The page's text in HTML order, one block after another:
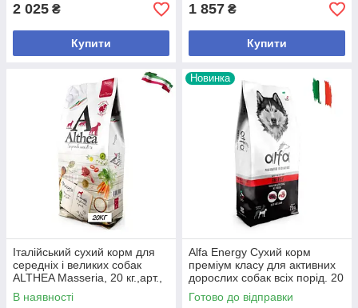
2 025 ₴
Купити
1 857 ₴
Купити
Італійський сухий корм для
середніх і великих собак
ALTHEA Masseria, 20 кг.,арт.,
(Нов1), В наявності
В наявності
Новинка
Alfa Energy Сухий корм
преміум класу для активних
дорослих собак всіх порід. 20
кг
Готово до відправки